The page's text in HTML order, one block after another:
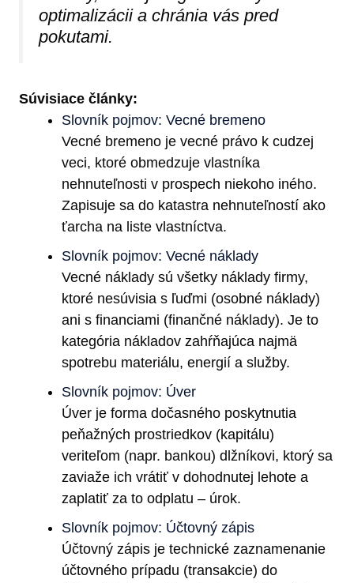
optimalizácii a chránia vás pred
pokutami.
Súvisiace články:
Slovník pojmov: Vecné bremeno
Vecné bremeno je vecné právo k cudzej
veci, ktoré obmedzuje vlastníka
nehnuteľnosti v prospech niekoho iného.
Zapisuje sa do katastra nehnuteľností ako
ťarcha na liste vlastníctva.
Slovník pojmov: Vecné náklady
Vecné náklady sú všetky náklady firmy,
ktoré nesúvisia s ľuďmi (osobné náklady)
ani s financiami (finančné náklady). Je to
kategória nákladov zahŕňajúca najmä
spotrebu materiálu, energií a služby.
Slovník pojmov: Úver
Úver je forma dočasného poskytnutia
peňažných prostriedkov (kapitálu)
veriteľom (napr. bankou) dlžníkovi, ktorý sa
zaviaže ich vrátiť v dohodnutej lehote a
zaplatiť za to odplatu – úrok.
Slovník pojmov: Účtovný zápis
Účtovný zápis je technické zaznamenanie
účtovného prípadu (transakcie) do